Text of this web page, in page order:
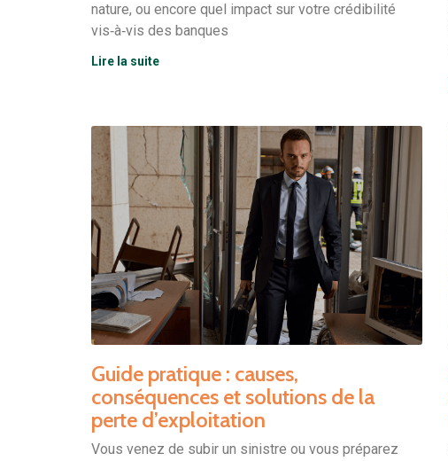
nature, ou encore quel impact sur votre crédibilité
vis‑à‑vis des banques
Lire la suite
Guide pratique : causes,
conséquences et solutions de la
perte d’exploitation
Vous venez de subir un sinistre ou vous préparez